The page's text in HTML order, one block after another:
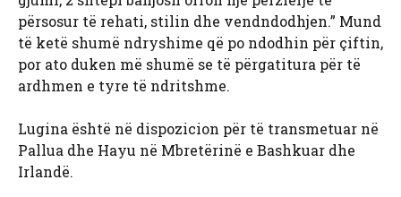
përsosur të rehati, stilin dhe vendndodhjen.” Mund
të ketë shumë ndryshime që po ndodhin për çiftin,
por ato duken më shumë se të përgatitura për të
ardhmen e tyre të ndritshme.
Lugina është në dispozicion për të transmetuar në
Pallua dhe Hayu në Mbretërinë e Bashkuar dhe
Irlandë.